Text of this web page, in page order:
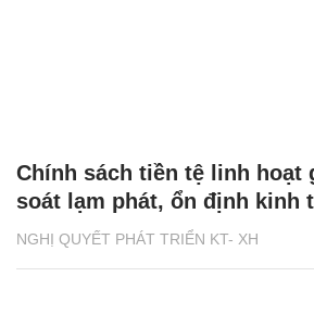
NGHỊ QUYẾT PHÁT TRIỂN KT- XH
Chính sách tiền tệ linh hoạt
soát lạm phát, ổn định kinh